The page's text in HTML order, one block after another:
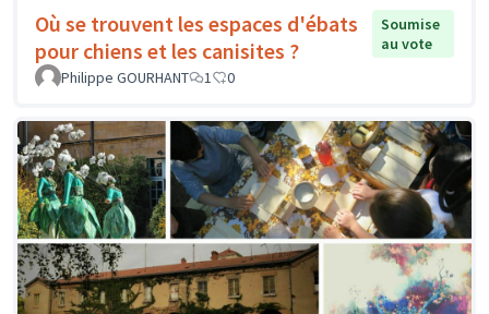
Où se trouvent les espaces d'ébats
pour chiens et les canisites ?
Soumise
au vote
Philippe GOURHANT
1 0